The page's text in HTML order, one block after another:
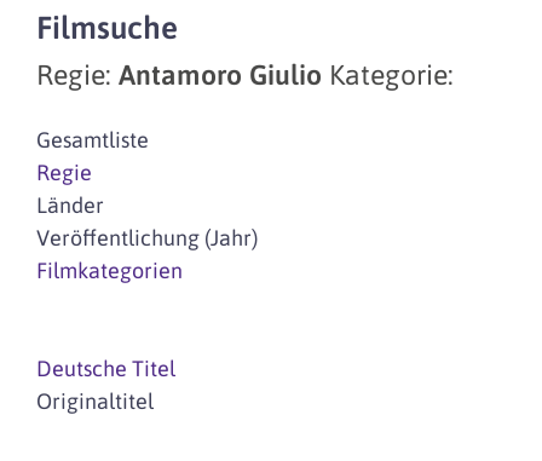
Filmsuche
Regie: Antamoro Giulio Kategorie:
Gesamtliste
Regie
Länder
Veröffentlichung (Jahr)
Filmkategorien
Deutsche Titel
Originaltitel